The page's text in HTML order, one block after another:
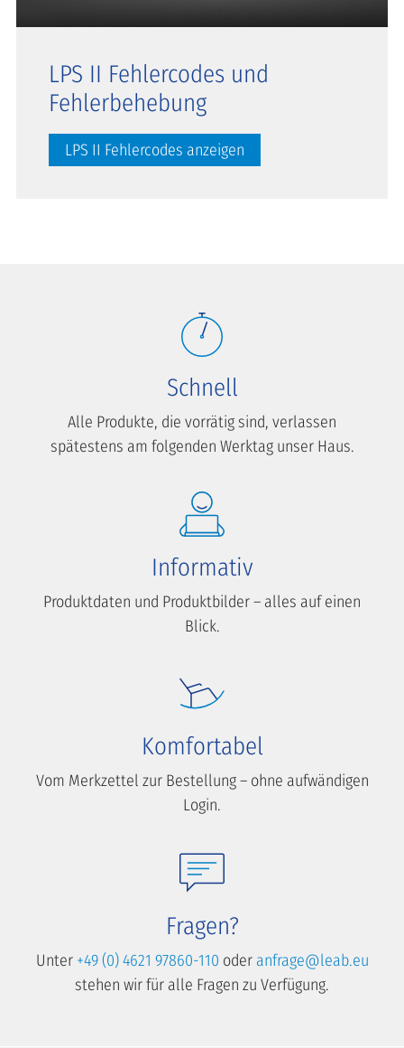
LPS II Fehlercodes und
Fehlerbehebung
LPS II Fehlercodes anzeigen
Schnell
Alle Produkte, die vorrätig sind, verlassen
spätestens am folgenden Werktag unser Haus.
Informativ
Produktdaten und Produktbilder – alles auf einen
Blick.
Komfortabel
Vom Merkzettel zur Bestellung – ohne aufwändigen
Login.
Fragen?
Unter +49 (0) 4621 97860-110 oder anfrage@leab.eu
stehen wir für alle Fragen zu Verfügung.